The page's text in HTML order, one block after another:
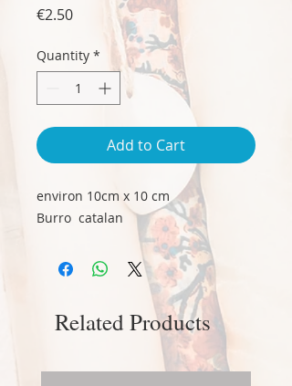
€2.50Price
Quantity *
Add to Cart
environ 10cm x 10 cm
Burro catalan
Related Products